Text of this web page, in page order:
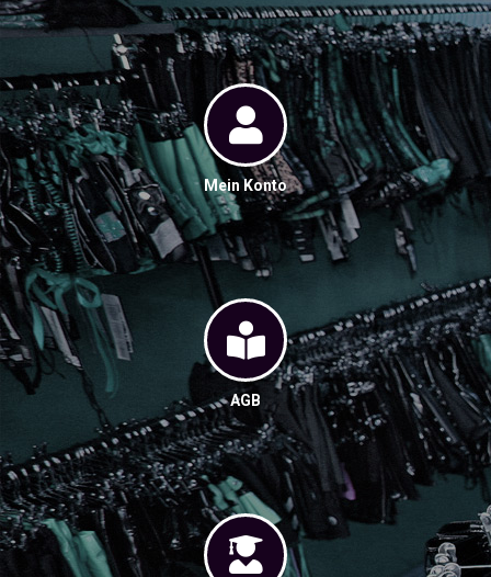
Mein Konto
AGB